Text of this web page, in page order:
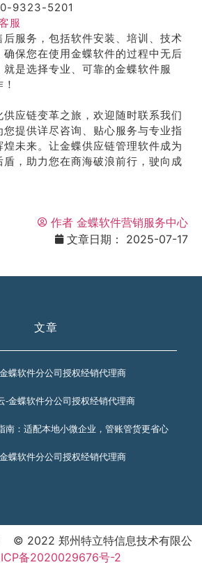
9323-5201
服
服务，包括软件安装、培训、技术
保您在使用金蝶软件的过程中无后
是选择专业、可靠的金蝶软件服
应链变革之旅，欢迎随时联系我们
提供详尽咨询、贴心服务与专业指
未来。让金蝶供应链管理软件成为
，助力您在商海破浪前行，驶向成
作者 金蝶软件营销服务中心
文章日期：
2025-07-17
文章
蝶软件分公司授权经销代理商
-金蝶软件分公司授权经销代理商
南：适配本地小微企业，管账管货更省心
蝶软件分公司授权经销代理商
2022 郑州特立特信息技术有限公
备2020029676号-2